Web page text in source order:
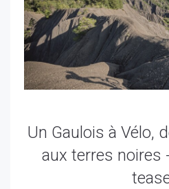
Un Gaulois à Vélo,
aux terres noires